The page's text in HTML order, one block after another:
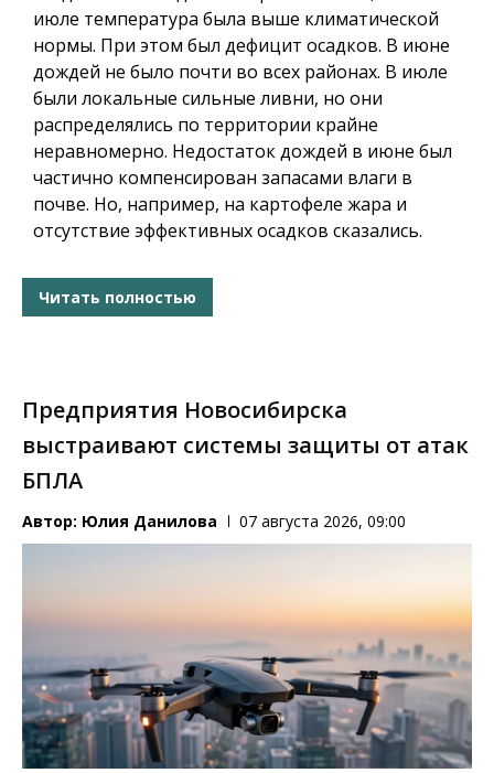
июле температура была выше климатической
нормы. При этом был дефицит осадков. В июне
дождей не было почти во всех районах. В июле
были локальные сильные ливни, но они
распределялись по территории крайне
неравномерно. Недостаток дождей в июне был
частично компенсирован запасами влаги в
почве. Но, например, на картофеле жара и
отсутствие эффективных осадков сказались.
Читать полностью
Предприятия Новосибирска
выстраивают системы защиты от атак
БПЛА
Автор: Юлия Данилова 07 августа 2026, 09:00